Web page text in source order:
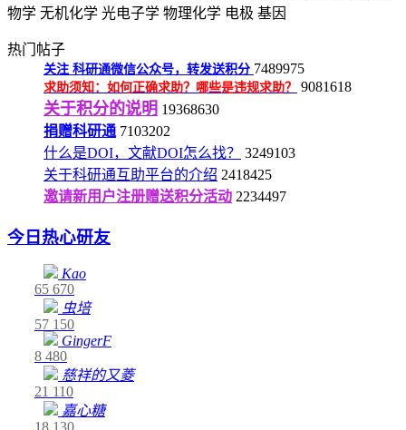
物学 无机化学 光电子学 物理化学 电极 基因
热门帖子
关注 科研通微信公众号，转发送积分 7489975
求助须知：如何正确求助？哪些是违规求助？ 9081618
关于积分的说明 19368630
捐赠科研通 7103202
什么是DOI，文献DOI怎么找？
3249103
关于科研通互助平台的介绍 2418425
邀请新用户注册赠送积分活动 2234497
今日热心研友
Kao
65 670
虫培
57 150
GingerF
8 480
慈祥的又菱
21 110
嘉心糖